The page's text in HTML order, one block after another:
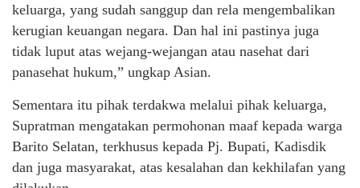
keluarga, yang sudah sanggup dan rela mengembalikan
kerugian keuangan negara. Dan hal ini pastinya juga
tidak luput atas wejang-wejangan atau nasehat dari
panasehat hukum,” ungkap Asian.
Sementara itu pihak terdakwa melalui pihak keluarga,
Supratman mengatakan permohonan maaf kepada warga
Barito Selatan, terkhusus kepada Pj. Bupati, Kadisdik
dan juga masyarakat, atas kesalahan dan kekhilafan yang